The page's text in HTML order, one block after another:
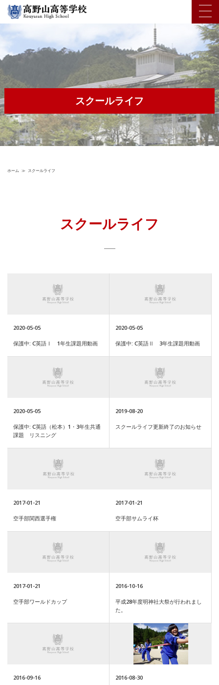
スクールライフ
ホーム ≫ スクールライフ
スクールライフ
2020-05-05
保護中: C英語Ⅰ 1年生課題用動画
2020-05-05
保護中: C英語Ⅱ 3年生課題用動画
2020-05-05
保護中: C英語（松本）1・3年生共通
課題 リスニング
2019-08-20
スクールライフ更新終了のお知らせ
2017-01-21
空手部関西選手権
2017-01-21
空手部サムライ杯
2017-01-21
空手部ワールドカップ
2016-10-16
平成28年度明神社大祭が行われまし
た。
2016-09-16 2016-08-30